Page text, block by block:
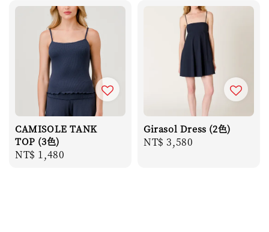
CAMISOLE TANK
TOP (3色)
Regular
NT$ 1,480
Girasol Dress (2色)
Regular
NT$ 3,580